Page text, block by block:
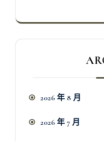
2026 年 8 月
2026 年 7 月